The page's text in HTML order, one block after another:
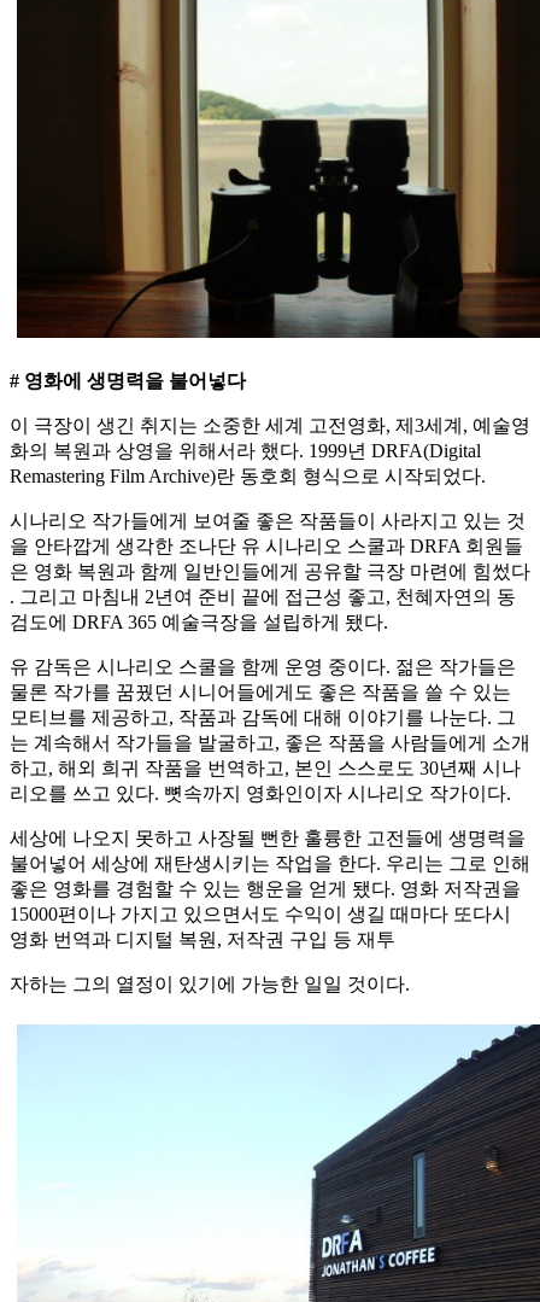
# 영화에 생명력을 불어넣다
이 극장이 생긴 취지는 소중한 세계 고전영화, 제3세계, 예술영
화의 복원과 상영을 위해서라 했다. 1999년 DRFA(Digital
Remastering Film Archive)란 동호회 형식으로 시작되었다.
시나리오 작가들에게 보여줄 좋은 작품들이 사라지고 있는 것
을 안타깝게 생각한 조나단 유 시나리오 스쿨과 DRFA 회원들
은 영화 복원과 함께 일반인들에게 공유할 극장 마련에 힘썼다
. 그리고 마침내 2년여 준비 끝에 접근성 좋고, 천혜자연의 동
검도에 DRFA 365 예술극장을 설립하게 됐다.
유 감독은 시나리오 스쿨을 함께 운영 중이다. 젊은 작가들은
물론 작가를 꿈꿨던 시니어들에게도 좋은 작품을 쓸 수 있는
모티브를 제공하고, 작품과 감독에 대해 이야기를 나눈다. 그
는 계속해서 작가들을 발굴하고, 좋은 작품을 사람들에게 소개
하고, 해외 희귀 작품을 번역하고, 본인 스스로도 30년째 시나
리오를 쓰고 있다. 뼛속까지 영화인이자 시나리오 작가이다.
세상에 나오지 못하고 사장될 뻔한 훌륭한 고전들에 생명력을
불어넣어 세상에 재탄생시키는 작업을 한다. 우리는 그로 인해
좋은 영화를 경험할 수 있는 행운을 얻게 됐다. 영화 저작권을
15000편이나 가지고 있으면서도 수익이 생길 때마다 또다시
영화 번역과 디지털 복원, 저작권 구입 등 재투
자하는 그의 열정이 있기에 가능한 일일 것이다.